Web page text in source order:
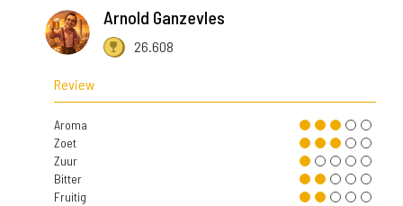
Arnold Ganzevles
26.608
Review
Aroma
Zoet
Zuur
Bitter
Fruitig